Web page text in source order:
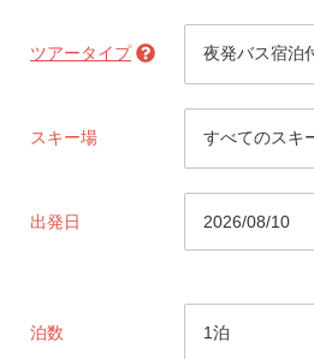
ツアータイプ
す。初日はお昼頃にスキー場に
です。
スキー場
出発日
泊数